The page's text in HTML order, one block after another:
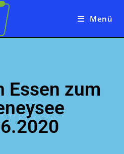
Menü
Essen zum